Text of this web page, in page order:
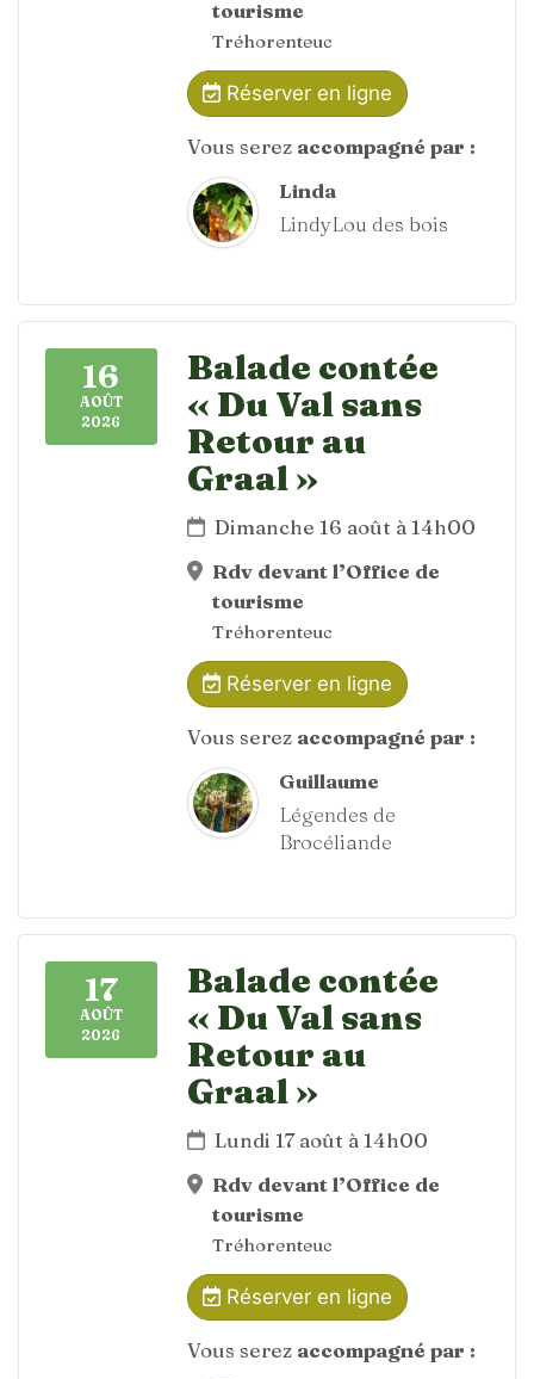
tourisme
Tréhorenteuc
Réserver en ligne
Vous serez accompagné par :
Linda
LindyLou des bois
16
AOÛT
2026
Balade contée
« Du Val sans
Retour au
Graal »
Dimanche 16 août à 14h00
Rdv devant l’Office de
tourisme
Tréhorenteuc
Réserver en ligne
Vous serez accompagné par :
Guillaume
Légendes de
Brocéliande
17
AOÛT
2026
Balade contée
« Du Val sans
Retour au
Graal »
Lundi 17 août à 14h00
Rdv devant l’Office de
tourisme
Tréhorenteuc
Réserver en ligne
Vous serez accompagné par :